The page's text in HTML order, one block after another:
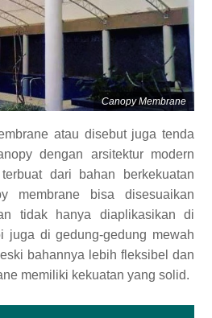
Canopy Membrane
atau disebut juga tenda
dengan arsitektur modern
dari bahan berkekuatan
membrane bisa disesuaikan
tidak hanya diaplikasikan di
juga di gedung-gedung mewah
bahannya lebih fleksibel dan
memiliki kekuatan yang solid.